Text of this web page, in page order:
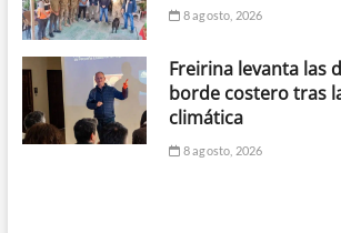
8 agosto, 2026
Freirina levanta las
borde costero tras
climática
8 agosto, 2026